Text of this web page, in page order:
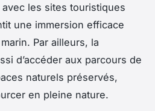
les sites touristiques
une immersion efficace
Par ailleurs, la
d’accéder aux parcours de
naturels préservés,
en pleine nature.